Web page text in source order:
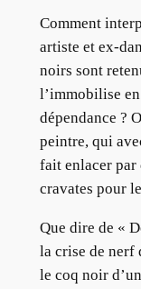
Comment
artiste et ex-
noirs sont
l’immobilise
dépendance ?
peintre, qui
fait enlacer par
cravates pour
Que dire de «
la crise de nerf
le coq noir